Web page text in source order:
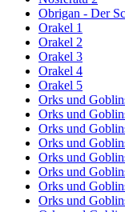
Obrigan - Der
Orakel 1
Orakel 2
Orakel 3
Orakel 4
Orakel 5
Orks und
Orks und
Orks und
Orks und
Orks und
Orks und
Orks und
Orks und